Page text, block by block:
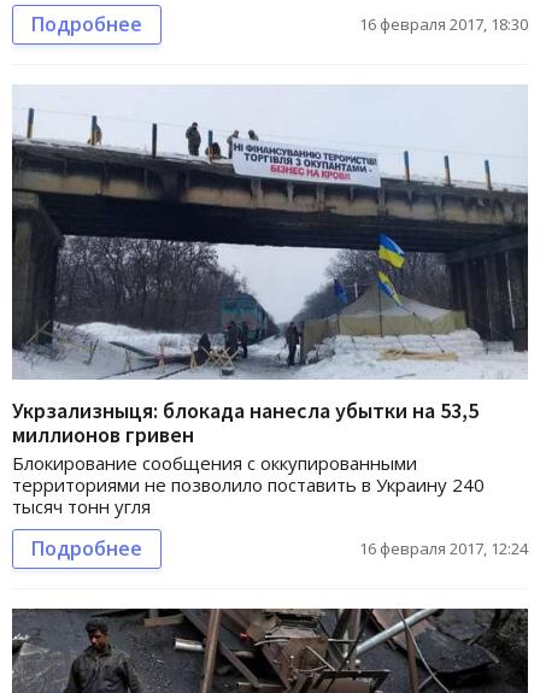
Подробнее 16 февраля 2017, 18:30
Укрзализныця: блокада нанесла убытки на 53,5
миллионов гривен
Блокирование сообщения с оккупированными
территориями не позволило поставить в Украину 240
тысяч тонн угля
Подробнее 16 февраля 2017, 12:24